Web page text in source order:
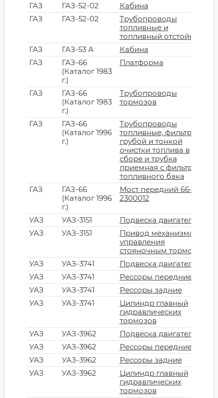
ГАЗ
ГАЗ-52-02
Кабина
ГАЗ
ГАЗ-52-02
Трубопроводы
топливные и
топливный отстойник
ГАЗ
ГАЗ-53 А
Кабина
ГАЗ
ГАЗ-66
(Каталог 1983
г.)
Платформа
ГАЗ
ГАЗ-66
(Каталог 1983
г.)
Трубопроводы
тормозов
ГАЗ
ГАЗ-66
(Каталог 1996
г.)
Трубопроводы
топливные, фильтр
грубой и тонкой
очистки топлива в
сборе и трубка
приемная с фильтром
топливного бака
ГАЗ
ГАЗ-66
(Каталог 1996
г.)
Мост передний 66-02-
2300012
УАЗ УАЗ-3151
Подвеска двигателя
УАЗ
УАЗ-3151
Привод механизма
управления
стояночным тормозом
УАЗ
УАЗ-3741
Подвеска двигателя
УАЗ
УАЗ-3741
Рессоры передние
УАЗ
УАЗ-3741
Рессоры задние
УАЗ
УАЗ-3741
Цилиндр главный
гидравлических
тормозов
УАЗ
УАЗ-3962
Подвеска двигателя
УАЗ
УАЗ-3962
Рессоры передние
УАЗ
УАЗ-3962
Рессоры задние
УАЗ
УАЗ-3962
Цилиндр главный
гидравлических
тормозов